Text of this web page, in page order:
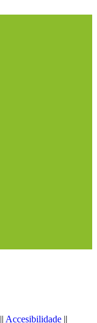
|| Accesibilidade ||